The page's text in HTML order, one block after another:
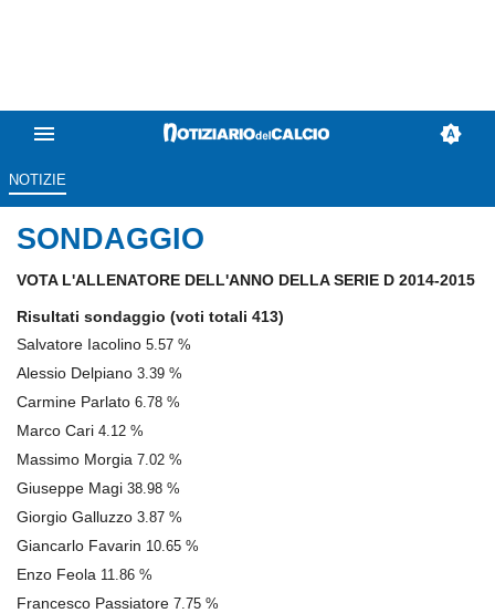
NOTIZIE
SONDAGGIO
VOTA L'ALLENATORE DELL'ANNO DELLA SERIE D 2014-2015
Risultati sondaggio (voti totali 413)
Salvatore Iacolino 5.57 %
Alessio Delpiano 3.39 %
Carmine Parlato 6.78 %
Marco Cari 4.12 %
Massimo Morgia 7.02 %
Giuseppe Magi 38.98 %
Giorgio Galluzzo 3.87 %
Giancarlo Favarin 10.65 %
Enzo Feola 11.86 %
Francesco Passiatore 7.75 %